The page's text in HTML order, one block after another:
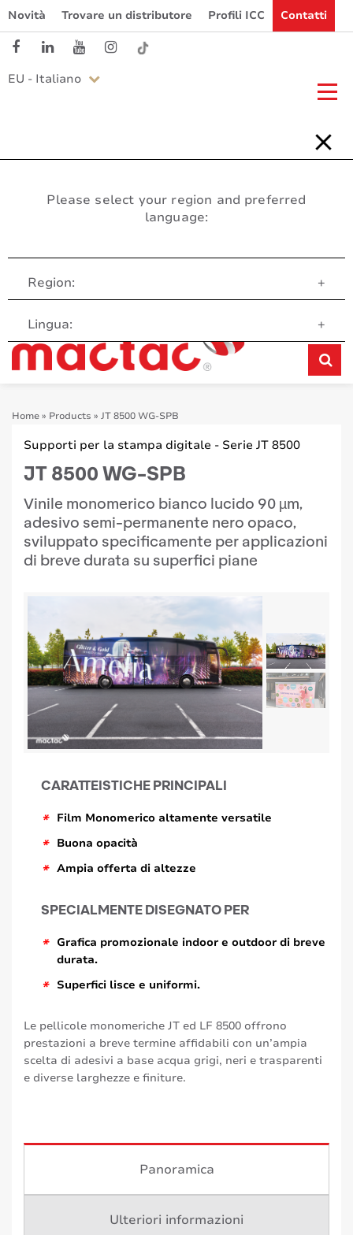
Novità Trovare un distributore Profili ICC Contatti
EU - Italiano
Please select your region and preferred
language:
Region: +
Lingua: +
Servizio clienti
Home» Products » JT 8500 WG-SPB
Supporti per la stampa digitale - Serie JT 8500
JT 8500 WG-SPB
Vinile monomerico bianco lucido 90 µm,
adesivo semi-permanente nero opaco,
sviluppato specificamente per applicazioni
di breve durata su superfici piane
CARATTEISTICHE PRINCIPALI
* Film Monomerico altamente versatile
* Buona opacità
* Ampia offerta di altezze
SPECIALMENTE DISEGNATO PER
*
Grafica promozionale indoor e outdoor di breve
durata.
* Superfici lisce e uniformi.
Le pellicole monomeriche JT ed LF 8500 offrono
prestazioni a breve termine affidabili con un’ampia
scelta di adesivi a base acqua grigi, neri e trasparenti
e diverse larghezze e finiture.
Panoramica
Ulteriori informazioni